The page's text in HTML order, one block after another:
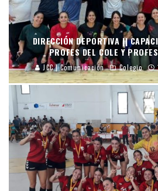
DIRECCIÓN DEPORTIVA ||
PROFES DEL COLE Y
JCC | Comunicación Colegio